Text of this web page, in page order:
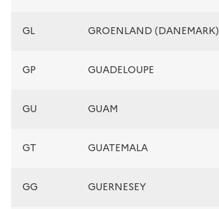
GL GROENLAND (DANEMARK)
GP GUADELOUPE
GU GUAM
GT GUATEMALA
GG GUERNESEY